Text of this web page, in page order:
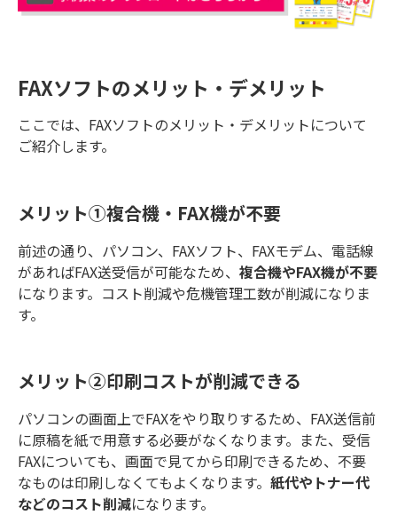
FAXソフトのメリット・デメリット
ここでは、FAXソフトのメリット・デメリットについて
ご紹介します。
メリット①複合機・FAX機が不要
前述の通り、パソコン、FAXソフト、FAXモデム、電話線
があればFAX送受信が可能なため、 複合機やFAX機が不要
になります。コスト削減や危機管理工数が削減になりま
す。
メリット②印刷コストが削減できる
パソコンの画面上でFAXをやり取りするため、FAX送信前
に原稿を紙で用意する必要がなくなります。また、受信
FAXについても、画面で見てから印刷できるため、不要
なものは印刷しなくてもよくなります。 紙代やトナー代
などのコスト削減になります。